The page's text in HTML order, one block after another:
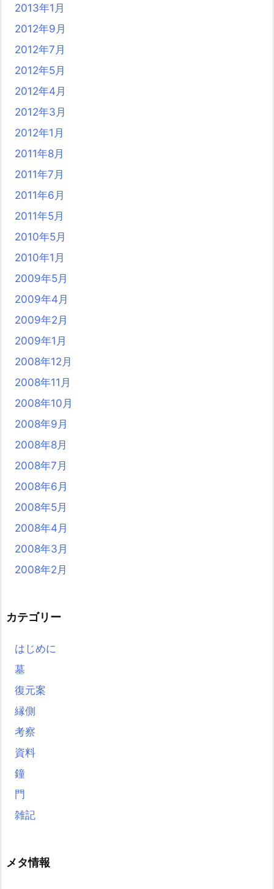
2013年1月
2012年9月
2012年7月
2012年5月
2012年4月
2012年3月
2012年1月
2011年8月
2011年7月
2011年6月
2011年5月
2010年5月
2010年1月
2009年5月
2009年4月
2009年2月
2009年1月
2008年12月
2008年11月
2008年10月
2008年9月
2008年8月
2008年7月
2008年6月
2008年5月
2008年4月
2008年3月
2008年2月
カテゴリー
はじめに
墓
復元案
縁側
考察
資料
鐘
門
雑記
メタ情報